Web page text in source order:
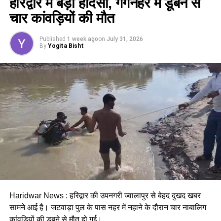
कैबिनेट नेउत्तराखंड मजदूरी संहिता नियमावली को मंजूरी दी।
इसके तहत श्रमिकों को हर महीने की 7 तारीख तक वेतन देना
मजदूरी का प्रावधान भी किया गया है।
पढ़े धामी कैबिनेट के प्रमुख फैसले
GST संशोधित अध्यादेश को मंजूरी।
चार कांवड़ियों की मौत
Published 1 week agoon July 31, 2026
By Yogita Bisht
Haridwar News : हरिद्वार की उपनगरी ज्वालापुर से बेहद दुखद खबर
सामने आई है। जटवाड़ा पुल के पास नहर में नहाने के दौरान चार नाबालिग
कांवड़ियों की डूबने से मौतहो गई।